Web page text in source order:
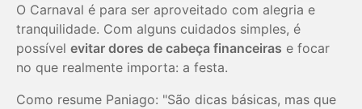
O Carnaval é para ser aproveitado com alegria e
tranquilidade. Com alguns cuidados simples, é
possível evitar dores de cabeça financeiras e focar
no que realmente importa: a festa.
Como resume Paniago: "São dicas básicas, mas que